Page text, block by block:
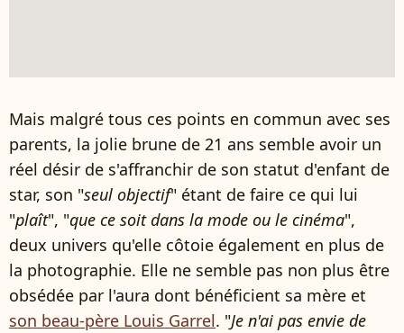
Mais malgré tous ces points en commun avec ses
parents, la jolie brune de 21 ans semble avoir un
réel désir de s'affranchir de son statut d'enfant de
star, son "seul objectif" étant de faire ce qui lui
"plaît", "que ce soit dans la mode ou le cinéma",
deux univers qu'elle côtoie également en plus de
la photographie. Elle ne semble pas non plus être
obsédée par l'aura dont bénéficient sa mère et
son beau-père Louis Garrel. "Je n'ai pas envie de